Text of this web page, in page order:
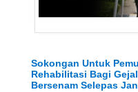
Sokongan Untuk
Rehabilitasi Bagi
Bersenam Selepas